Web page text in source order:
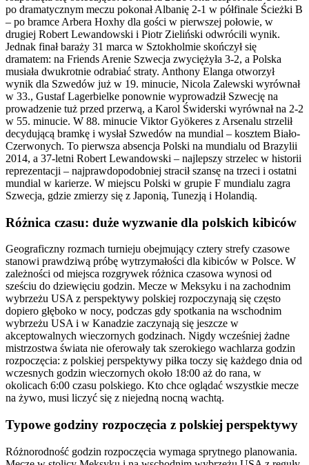
po dramatycznym meczu pokonał Albanię 2-1 w półfinale Ścieżki B
– po bramce Arbera Hoxhy dla gości w pierwszej połowie, w
drugiej Robert Lewandowski i Piotr Zieliński odwrócili wynik.
Jednak finał baraży 31 marca w Sztokholmie skończył się
dramatem: na Friends Arenie Szwecja zwyciężyła 3-2, a Polska
musiała dwukrotnie odrabiać straty. Anthony Elanga otworzył
wynik dla Szwedów już w 19. minucie, Nicola Zalewski wyrównał
w 33., Gustaf Lagerbielke ponownie wyprowadził Szwecję na
prowadzenie tuż przed przerwą, a Karol Świderski wyrównał na 2-2
w 55. minucie. W 88. minucie Viktor Gyökeres z Arsenalu strzelił
decydującą bramkę i wysłał Szwedów na mundial – kosztem Biało-
Czerwonych. To pierwsza absencja Polski na mundialu od Brazylii
2014, a 37-letni Robert Lewandowski – najlepszy strzelec w historii
reprezentacji – najprawdopodobniej stracił szansę na trzeci i ostatni
mundial w karierze. W miejscu Polski w grupie F mundialu zagra
Szwecja, gdzie zmierzy się z Japonią, Tunezją i Holandią.
Różnica czasu: duże wyzwanie dla polskich kibiców
Geograficzny rozmach turnieju obejmujący cztery strefy czasowe
stanowi prawdziwą próbę wytrzymałości dla kibiców w Polsce. W
zależności od miejsca rozgrywek różnica czasowa wynosi od
sześciu do dziewięciu godzin. Mecze w Meksyku i na zachodnim
wybrzeżu USA z perspektywy polskiej rozpoczynają się często
dopiero głęboko w nocy, podczas gdy spotkania na wschodnim
wybrzeżu USA i w Kanadzie zaczynają się jeszcze w
akceptowalnych wieczornych godzinach. Nigdy wcześniej żadne
mistrzostwa świata nie oferowały tak szerokiego wachlarza godzin
rozpoczęcia: z polskiej perspektywy piłka toczy się każdego dnia od
wczesnych godzin wieczornych około 18:00 aż do rana, w
okolicach 6:00 czasu polskiego. Kto chce oglądać wszystkie mecze
na żywo, musi liczyć się z niejedną nocną wachtą.
Typowe godziny rozpoczęcia z polskiej perspektywy
Różnorodność godzin rozpoczęcia wymaga sprytnego planowania.